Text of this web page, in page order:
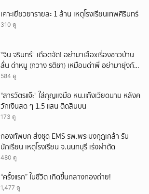
เคาะเยียวยารายละ 1 ล้าน เหตุโรงเรียนเทพศิรินทร์
310 ดู
ั่"จิน จรินทร์" เดือดจัด! อย่ามาเสือxเรื่องชาวบ้าน
ลั่น ด่าหนู (กวาง รติชา) เหมือนด่าพี่ อย่ามายุ่งกับ
คนของผม จบ!!!
584 ดู
"สารวัตรแจ๊ะ" ใส่กุญแจมือ หน.แก๊งเวียดนาม หลังค
วักเงินสด ๆ 1.5 แสน ติดสินบน
173 ดู
กองทัพบก ส่งชุด EMS รพ.พระมงกุฎเกล้า รับ
นักเรียน เหตุโรงเรียน จ.นนทบุรี เร่งผ่าตัด
480 ดู
“ครั้งแรก” ในชีวิต เกิดขึ้นกลางกองถ่าย!
1,477 ดู